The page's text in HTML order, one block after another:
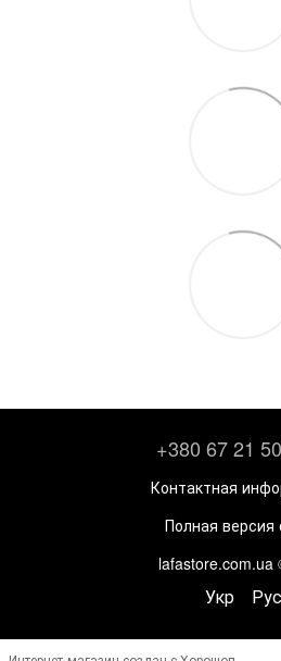
+380 67 21
Контактная
Полная версия
lafastore.com.ua
Укр Рус